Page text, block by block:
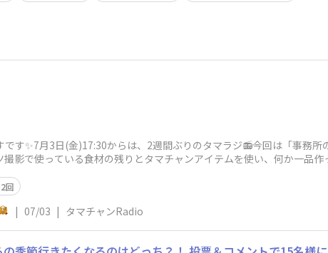
す✨7月3日(金)17:30からは、2週間ぶりのタマラジ📻今回は「事務所
影で使っている食材の残りとタマチャンアイテムを使い、何か一品作
回
| 07/03 | タマチャンRadio